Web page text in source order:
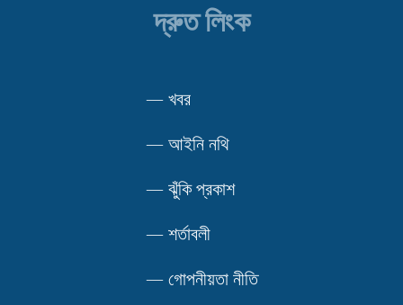
দ্রুত লিংক
—খবর
—আইনি নথি
—ঝুঁকি প্রকাশ
—শর্তাবলী
—গোপনীয়তা নীতি